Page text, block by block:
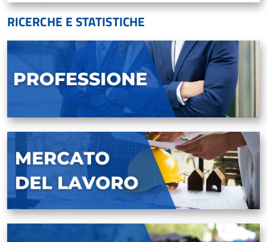
RICERCHE E STATISTICHE